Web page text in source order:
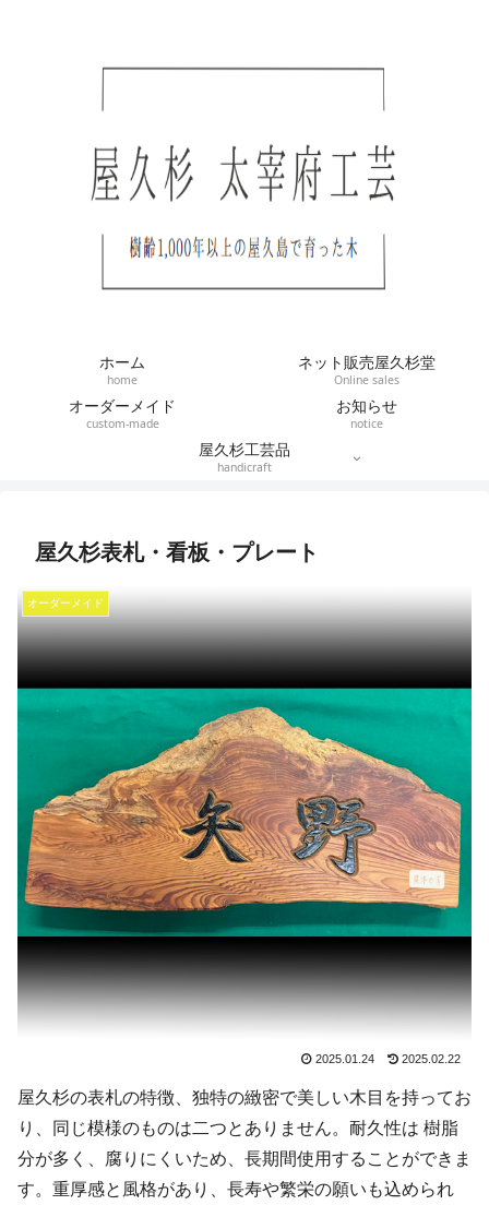
ホーム
home
ネット販売屋久杉堂
Online sales
オーダーメイド
custom-made
お知らせ
notice
屋久杉工芸品
handicraft
屋久杉表札・看板・プレート
オーダーメイド
2025.01.24 2025.02.22
屋久杉の表札の特徴、独特の緻密で美しい木目を持ってお
り、同じ模様のものは二つとありません。耐久性は 樹脂
分が多く、腐りにくいため、長期間使用することができま
す。重厚感と風格があり、長寿や繁栄の願いも込められ